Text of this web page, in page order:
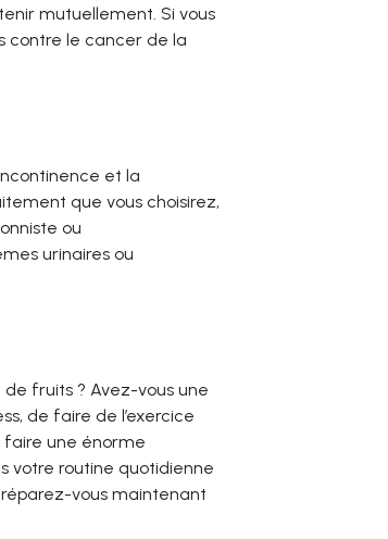
mutuellement. Si vous
contre le cancer de la
et la
que vous choisirez,
ou
urinaires ou
fruits ? Avez-vous une
de faire de l’exercice
faire une énorme
votre routine quotidienne
vous maintenant